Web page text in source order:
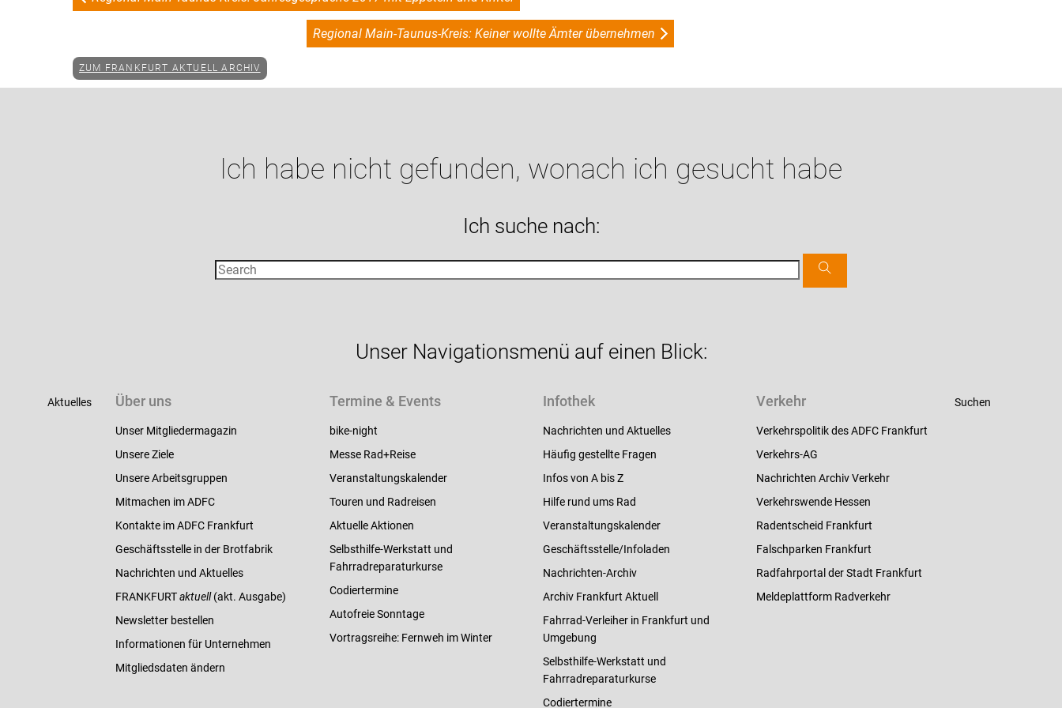
Regional Main-Taunus-Kreis: Keiner wollte Ämter übernehmen
ZUM FRANKFURT AKTUELL ARCHIV
Ich habe nicht gefunden, wonach ich gesucht habe
Ich suche nach:
Unser Navigationsmenü auf einen Blick:
Aktuelles Über uns
Unser Mitgliedermagazin
Unsere Ziele
Unsere Arbeitsgruppen
Mitmachen im ADFC
Kontakte im ADFC Frankfurt
Geschäftsstelle in der Brotfabrik
Nachrichten und Aktuelles
FRANKFURTaktuell(akt. Ausgabe)
Newsletter bestellen
Informationen für Unternehmen
Mitgliedsdaten ändern
Termine & Events
bike-night
Messe Rad+Reise
Veranstaltungskalender
Touren und Radreisen
Aktuelle Aktionen
Selbsthilfe-Werkstatt und
Fahrradreparaturkurse
Codiertermine
Autofreie Sonntage
Vortragsreihe: Fernweh im Winter
Infothek
Nachrichten und Aktuelles
Häufig gestellte Fragen
Infos von A bis Z
Hilfe rund ums Rad
Veranstaltungskalender
Geschäftsstelle/Infoladen
Nachrichten-Archiv
Archiv Frankfurt Aktuell
Fahrrad-Verleiher in Frankfurt und
Umgebung
Selbsthilfe-Werkstatt und
Fahrradreparaturkurse
Codiertermine
Verkehr
Verkehrspolitik des ADFC Frankfurt
Verkehrs-AG
Nachrichten Archiv Verkehr
Verkehrswende Hessen
Radentscheid Frankfurt
Falschparken Frankfurt
Radfahrportal der Stadt Frankfurt
Meldeplattform Radverkehr
Suchen